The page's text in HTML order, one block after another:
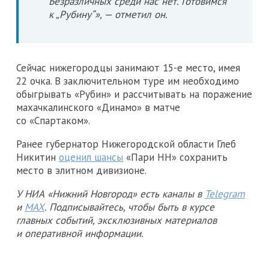
к „Рубину“», — отметил он.
Сейчас нижегородцы занимают 15-е место, имея
22 очка. В заключительном туре им необходимо
обыгрывать «Рубин» и рассчитывать на поражение
махачкалинского «Динамо» в матче
со «Спартаком».
Ранее губернатор Нижегородской области Глеб
Никитин оценил шансы «Пари НН» сохранить
место в элитном дивизионе.
У НИА «Нижний Новгород» есть каналы в Telegram
и MAX. Подписывайтесь, чтобы быть в курсе
главных событий, эксклюзивных материалов
и оперативной информации.